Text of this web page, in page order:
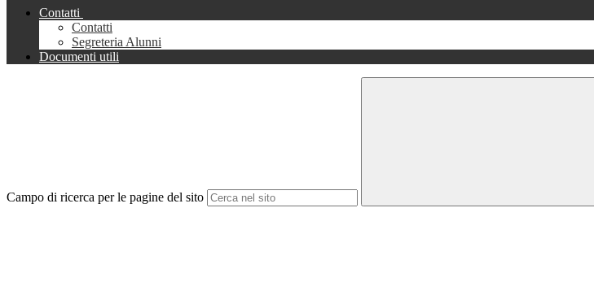
Contatti
Contatti
Segreteria Alunni
Documenti utili
Campo di ricerca per le pagine del sito